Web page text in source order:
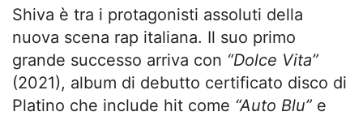
Shiva è tra i protagonisti assoluti della
nuova scena rap italiana. Il suo primo
grande successo arriva con “Dolce Vita”
(2021), album di debutto certificato disco di
Platino che include hit come “Auto Blu” e